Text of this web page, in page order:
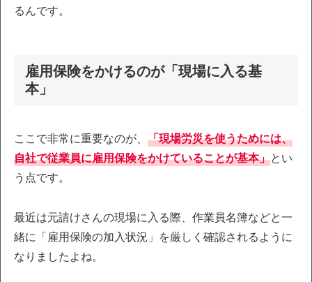
るんです。
雇用保険をかけるのが「現場に入る基
本」
ここで非常に重要なのが、 「現場労災を使うためには、
自社で従業員に雇用保険をかけていることが基本」とい
う点です。
最近は元請けさんの現場に入る際、作業員名簿などと一
緒に「雇用保険の加入状況」を厳しく確認されるように
なりましたよね。